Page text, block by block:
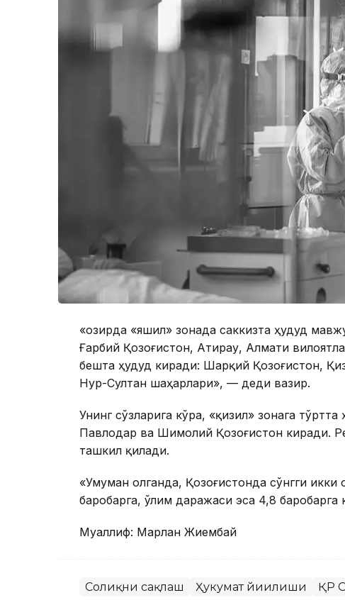
«Ҳозирда «яшил» зонада саккизта ҳудуд
Ғарбий Қозоғистон, Aтирау, Алмати
бешта ҳудуд киради: Шарқий Қозоғистон,
Нур-Султан шаҳарлари», — деди вазир.
Унинг сўзларига кўра, «қизил» зонага
Павлодар ва Шимолий Қозоғистон киради.
ташкил қилади.
«Умуман олганда, Қозоғистонда сўнгги икки
баробарга, ўлим даражаси эса 4,8
Муаллиф: Марлан Жиембай
Соғлиқни сақлаш Ҳукумат йиғилиши ҚР